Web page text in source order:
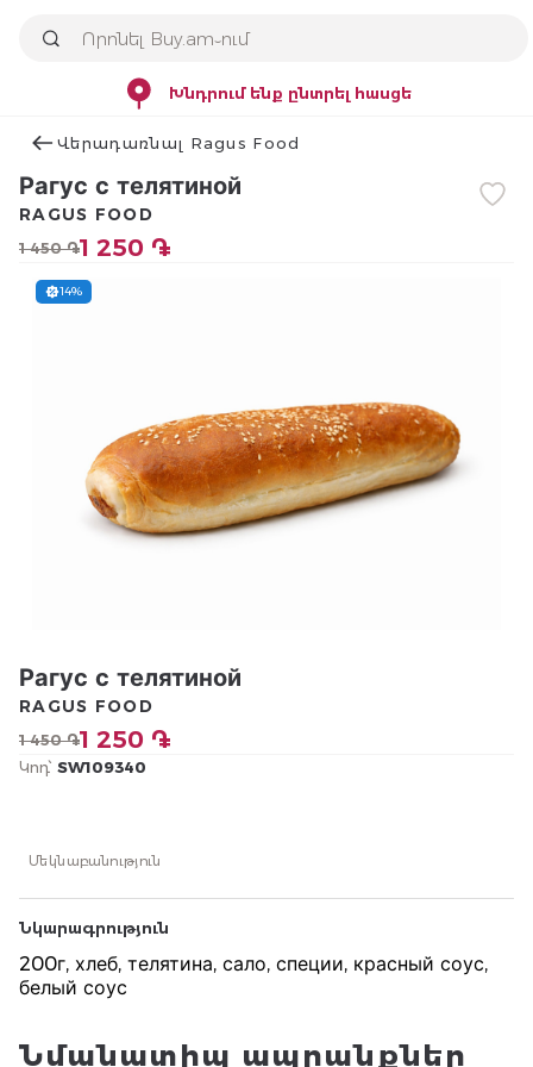
Խնդրում ենք ընտրել հասցե
Վերադառնալ Ragus Food
Рагус с телятиной
1 450 ֏1 250 ֏
RAGUS FOOD
14%
Рагус с телятиной
1 450 ֏1 250 ֏
RAGUS FOOD
Կոդ՝ SW109340
Մեկնաբանություն
Նկարագրություն
200г, хлеб, телятина, сало, специи, красный соус,
белый соус
Նմանատիպ ապրանքներ